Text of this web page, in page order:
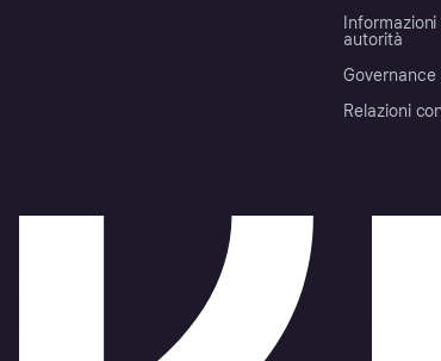
autorità
Governance
Relazioni